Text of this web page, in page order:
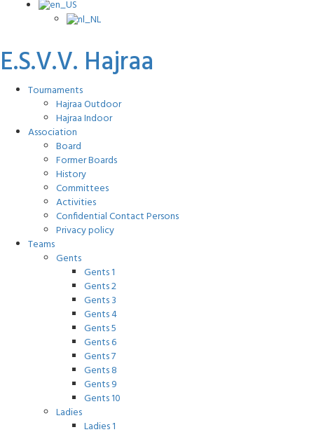
E.S.V.V. Hajraa
Tournaments
Hajraa Outdoor
Hajraa Indoor
Association
Board
Former Boards
History
Committees
Activities
Confidential Contact Persons
Privacy policy
Teams
Gents
Gents 1
Gents 2
Gents 3
Gents 4
Gents 5
Gents 6
Gents 7
Gents 8
Gents 9
Gents 10
Ladies
Ladies 1